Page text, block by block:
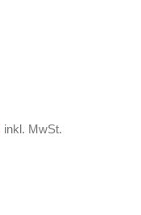
inkl. MwSt.